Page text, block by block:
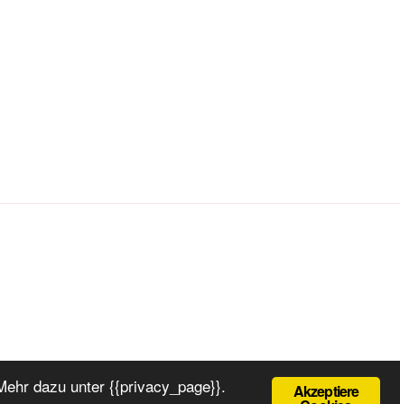
Akzeptiere
dazu unter {{privacy_page}}.